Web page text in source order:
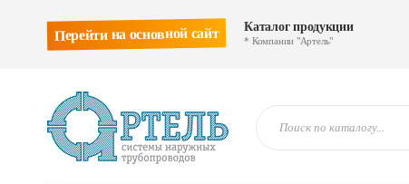
Перейти на основной сайт Каталог продукции
* Компании "Артель"